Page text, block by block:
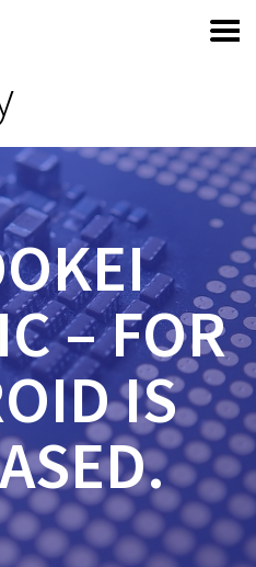
– FOR
IS